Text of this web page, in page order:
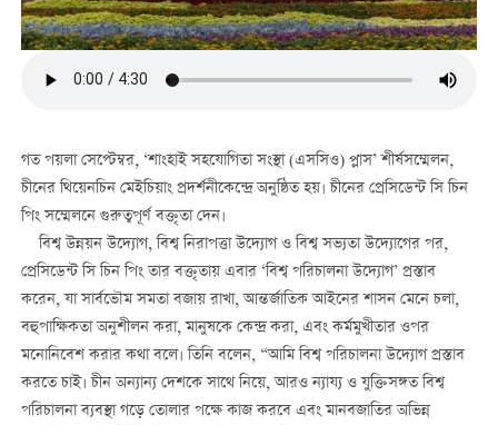
গত পয়লা সেপ্টেম্বর, ‘শাংহাই সহযোগিতা সংস্থা (এসসিও) প্লাস’ শীর্ষসম্মেলন,
চীনের থিয়েনচিন মেইচিয়াং প্রদর্শনীকেন্দ্রে অনুষ্ঠিত হয়। চীনের প্রেসিডেন্ট সি চিন
পিং সম্মেলনে গুরুত্বপূর্ণ বক্তৃতা দেন।
বিশ্ব উন্নয়ন উদ্যোগ, বিশ্ব নিরাপত্তা উদ্যোগ ও বিশ্ব সভ্যতা উদ্যোগের পর,
প্রেসিডেন্ট সি চিন পিং তার বক্তৃতায় এবার ‘বিশ্ব পরিচালনা উদ্যোগ’ প্রস্তাব
করেন, যা সার্বভৌম সমতা বজায় রাখা, আন্তর্জাতিক আইনের শাসন মেনে চলা,
বহুপাক্ষিকতা অনুশীলন করা, মানুষকে কেন্দ্র করা, এবং কর্মমুখীতার ওপর
মনোনিবেশ করার কথা বলে। তিনি বলেন, “আমি বিশ্ব পরিচালনা উদ্যোগ প্রস্তাব
করতে চাই। চীন অন্যান্য দেশকে সাথে নিয়ে, আরও ন্যায্য ও যুক্তিসঙ্গত বিশ্ব
পরিচালনা ব্যবস্থা গড়ে তোলার পক্ষে কাজ করবে এবং মানবজাতির অভিন্ন